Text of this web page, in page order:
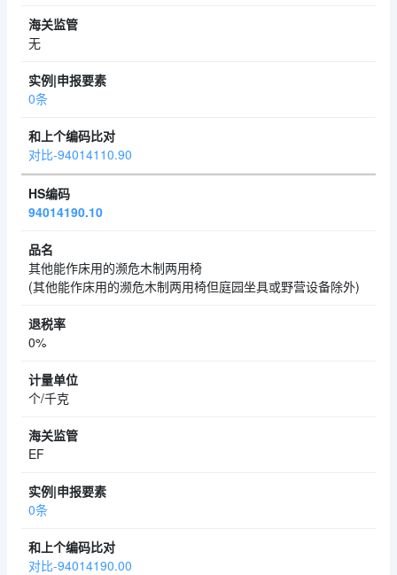
无
0条
对比-94014110.90
94014190.10
其他能作床用的濒危木制两用椅
(其他能作床用的濒危木制两用椅但庭园坐具或野营设备除外)
0%
个/千克
EF
0条
对比-94014190.00